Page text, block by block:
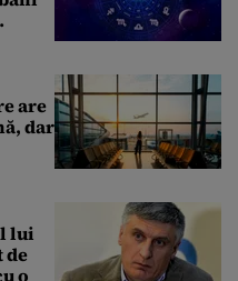
are
dar
lui
de
o